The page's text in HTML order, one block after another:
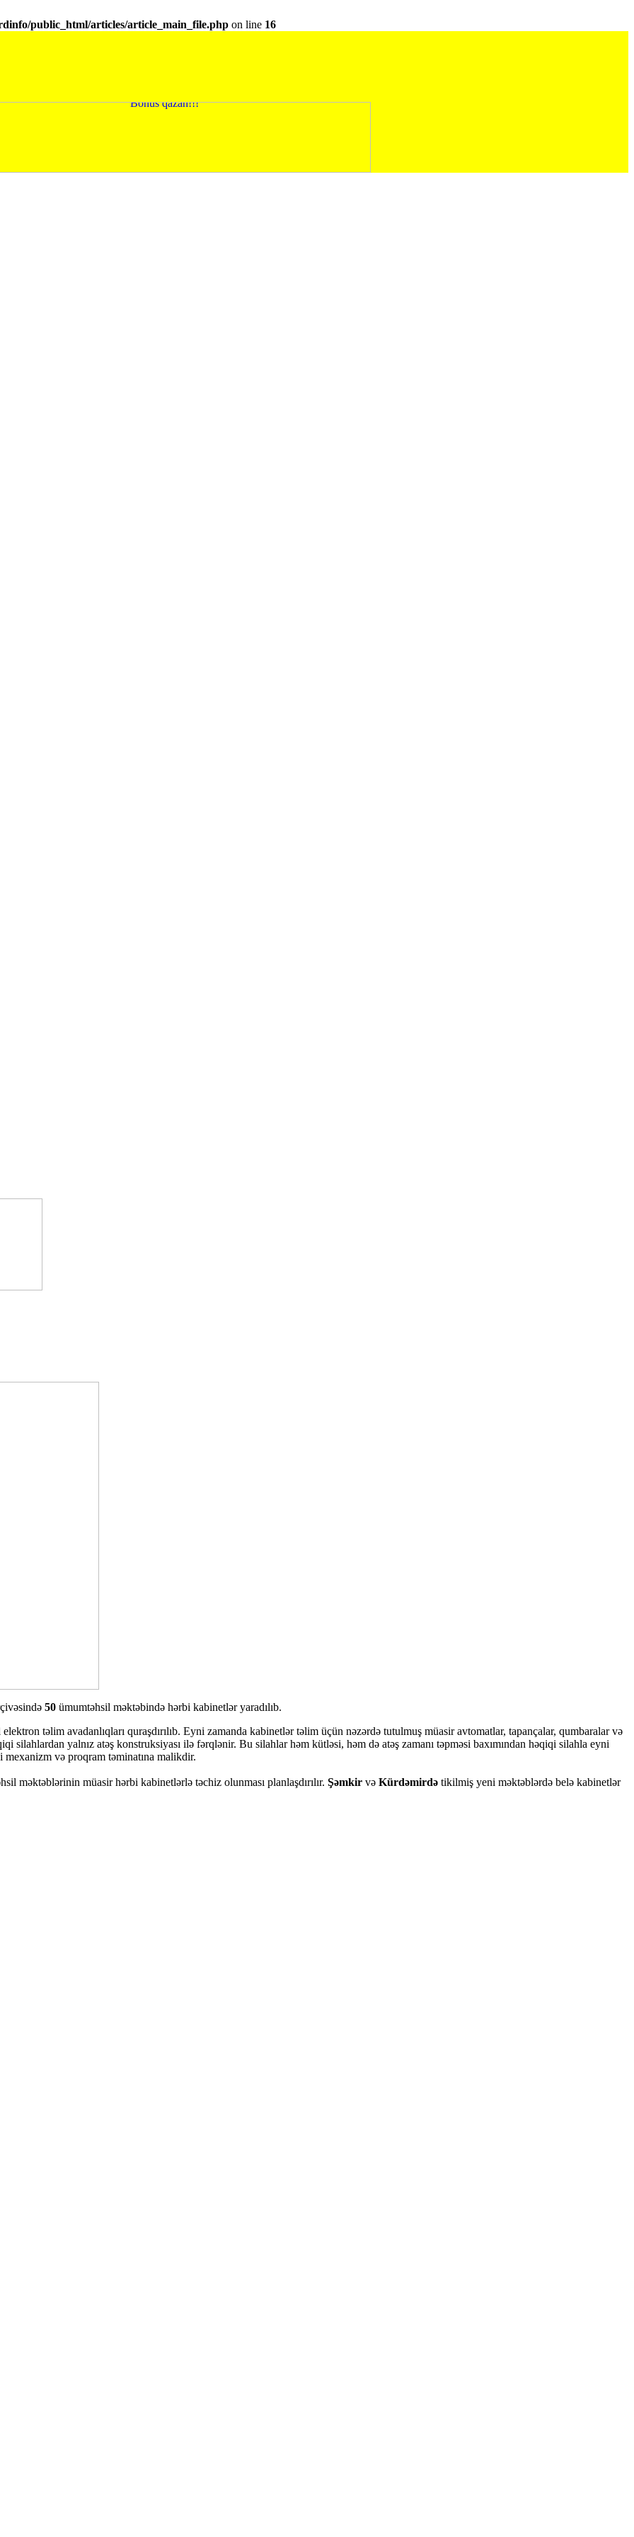
public_html/articles/article_main_file.php on line 16
50 ümumtəhsil məktəbində hərbi kabinetlər yaradılıb.
təlim avadanlıqları quraşdırılıb. Eyni zamanda kabinetlər təlim üçün nəzərdə tutulmuş müasir avtomatlar, tapançalar, qumbaralar və
silahlardan yalnız atəş konstruksiyası ilə fərqlənir. Bu silahlar həm kütləsi, həm də atəş zamanı təpməsi baxımından həqiqi silahla eyni
mexanizm və proqram təminatına malikdir.
məktəblərinin müasir hərbi kabinetlərlə təchiz olunması planlaşdırılır. Şəmkir və Kürdəmirdə tikilmiş yeni məktəblərdə belə kabinetlər